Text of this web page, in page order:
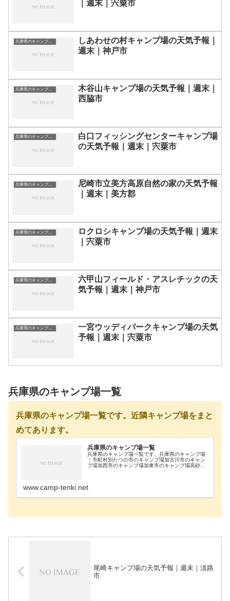
｜週末｜宍粟市
兵庫県のキャンプ場一覧
しあわせの村キャンプ場の天気予報｜
週末｜神戸市
兵庫県のキャンプ場一覧
木谷山キャンプ場の天気予報｜週末｜
西脇市
兵庫県のキャンプ場一覧
白口フィッシングセンターキャンプ場
の天気予報｜週末｜宍粟市
兵庫県のキャンプ場一覧
尼崎市立美方高原自然の家の天気予報
｜週末｜美方郡
兵庫県のキャンプ場一覧
ロクロシキャンプ場の天気予報｜週末
｜宍粟市
兵庫県のキャンプ場一覧
六甲山フィールド・アスレチックの天
気予報｜週末｜神戸市
兵庫県のキャンプ場一覧
一宮ウッディパークキャンプ場の天気
予報｜週末｜宍粟市
兵庫県のキャンプ場一覧
兵庫県のキャンプ場一覧です。近隣キャンプ場をまと
めてあります。
兵庫県のキャンプ場一覧
兵庫県のキャンプ場一覧です。兵庫県のキャンプ場
｜市町村別たつの市のキャンプ場加古川市のキャン
プ場加西市のキャンプ場加東市のキャンプ場高砂市
www.camp-tenki.net
尾崎キャンプ場の天気予報｜週末｜淡路
市